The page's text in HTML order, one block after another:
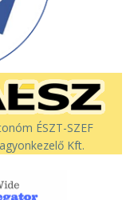
ÉSZT-SZEF
Kft.